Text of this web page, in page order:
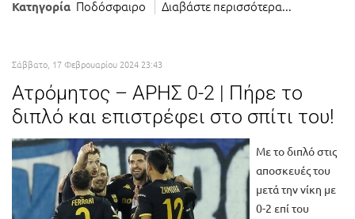
Κατηγορία Ποδόσφαιρο Διαβάστε περισσότερα...
Σάββατο, 17 Φεβρουαρίου 2024 23:43
Ατρόμητος – ΑΡΗΣ 0-2 | Πήρε το
διπλό και επιστρέφει στο σπίτι του!
Με το διπλό στις
αποσκευές του
μετά την νίκη με
0-2 επί του